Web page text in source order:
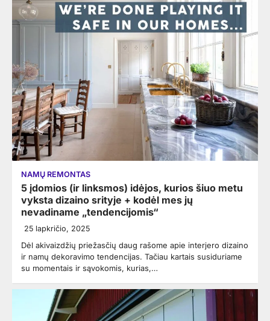
NAMŲ REMONTAS
5 įdomios (ir linksmos) idėjos, kurios šiuo metu
vyksta dizaino srityje + kodėl mes jų
nevadiname „tendencijomis“
25 lapkričio, 2025
Dėl akivaizdžių priežasčių daug rašome apie interjero dizaino
ir namų dekoravimo tendencijas. Tačiau kartais susiduriame
su momentais ir sąvokomis, kurias,…